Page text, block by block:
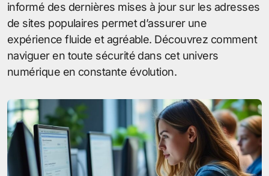
informé des dernières mises à jour sur les adresses
de sites populaires permet d’assurer une
expérience fluide et agréable. Découvrez comment
naviguer en toute sécurité dans cet univers
numérique en constante évolution.